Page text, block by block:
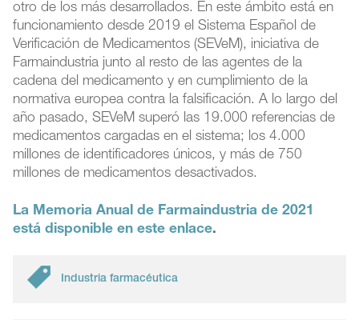
otro de los más desarrollados. En este ámbito está en
funcionamiento desde 2019 el Sistema Español de
Verificación de Medicamentos (SEVeM), iniciativa de
Farmaindustria junto al resto de las agentes de la
cadena del medicamento y en cumplimiento de la
normativa europea contra la falsificación. A lo largo del
año pasado, SEVeM superó las 19.000 referencias de
medicamentos cargadas en el sistema; los 4.000
millones de identificadores únicos, y más de 750
millones de medicamentos desactivados.
La Memoria Anual de Farmaindustria de 2021
está disponible en este enlace.
Industria farmacéutica